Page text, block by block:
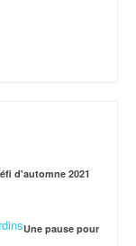
d'automne 2021
Une pause pour